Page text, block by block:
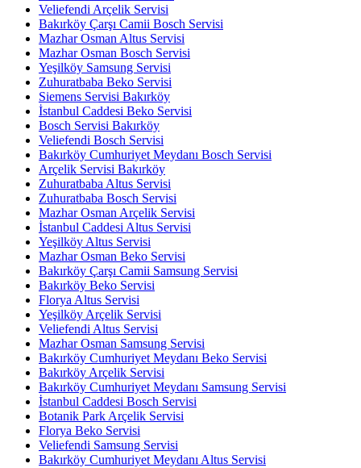
Veliefendi Arçelik Servisi
Bakırköy Çarşı Camii Bosch Servisi
Mazhar Osman Altus Servisi
Mazhar Osman Bosch Servisi
Yeşilköy Samsung Servisi
Zuhuratbaba Beko Servisi
Siemens Servisi Bakırköy
İstanbul Caddesi Beko Servisi
Bosch Servisi Bakırköy
Veliefendi Bosch Servisi
Bakırköy Cumhuriyet Meydanı Bosch Servisi
Arçelik Servisi Bakırköy
Zuhuratbaba Altus Servisi
Zuhuratbaba Bosch Servisi
Mazhar Osman Arçelik Servisi
İstanbul Caddesi Altus Servisi
Yeşilköy Altus Servisi
Mazhar Osman Beko Servisi
Bakırköy Çarşı Camii Samsung Servisi
Bakırköy Beko Servisi
Florya Altus Servisi
Yeşilköy Arçelik Servisi
Veliefendi Altus Servisi
Mazhar Osman Samsung Servisi
Bakırköy Cumhuriyet Meydanı Beko Servisi
Bakırköy Arçelik Servisi
Bakırköy Cumhuriyet Meydanı Samsung Servisi
İstanbul Caddesi Bosch Servisi
Botanik Park Arçelik Servisi
Florya Beko Servisi
Veliefendi Samsung Servisi
Bakırköy Cumhuriyet Meydanı Altus Servisi